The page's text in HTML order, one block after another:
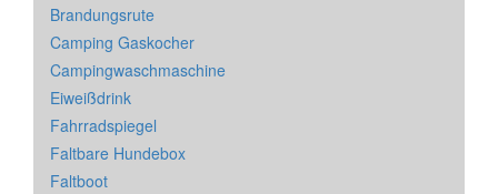
Brandungsrute
Camping Gaskocher
Campingwaschmaschine
Eiweißdrink
Fahrradspiegel
Faltbare Hundebox
Faltboot